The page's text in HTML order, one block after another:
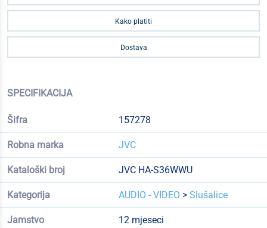
Kako platiti
Dostava
SPECIFIKACIJA
Šifra 157278
Robna marka JVC
Kataloški broj JVC HA-S36WWU
Kategorija AUDIO - VIDEO > Slušalice
Jamstvo 12 mjeseci